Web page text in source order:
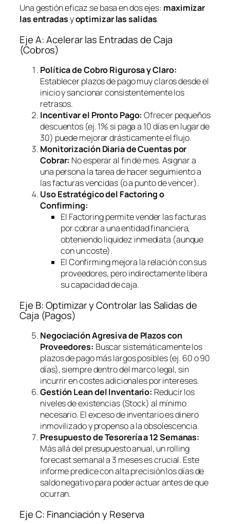
Una gestión eficaz se basa en dos ejes: maximizar
las entradasyoptimizar las salidas.
Eje A: Acelerar las Entradas de Caja
(Cobros)
Política de Cobro Rigurosa y Claro:
Establecer plazos de pago muy claros desde el
inicio y sancionar consistentemente los
retrasos.
Incentivar el Pronto Pago: Ofrecer pequeños
descuentos (ej. 1% si paga a 10 días en lugar de
30) puede mejorar drásticamente el flujo.
Monitorización Diaria de Cuentas por
Cobrar: No esperar al fin de mes. Asignar a
una persona la tarea de hacer seguimiento a
las facturas vencidas (o a punto de vencer).
Uso Estratégico del Factoringo
Confirming:
El Factoringpermite vender las facturas
por cobrar a una entidad financiera,
obteniendo liquidez inmediata (aunque
con un coste).
ElConfirmingmejora la relación con sus
proveedores, pero indirectamente libera
su capacidad de caja.
Eje B: Optimizar y Controlar las Salidas de
Caja (Pagos)
Negociación Agresiva de Plazos con
Proveedores: Buscar sistemáticamente los
plazos de pago más largos posibles (ej. 60 o 90
días), siempre dentro del marco legal, sin
incurrir en costes adicionales por intereses.
Gestión Lean del Inventario: Reducir los
niveles de existencias (Stock) al mínimo
necesario. El exceso de inventario es dinero
inmovilizado y propenso a la obsolescencia.
Presupuesto de Tesorería a 12 Semanas:
Más allá del presupuesto anual, unrolling
forecastsemanal a 3 meses es crucial. Este
informe predice con alta precisión los días de
saldo negativo para poder actuar antes de que
ocurran.
Eje C: Financiación y Reserva